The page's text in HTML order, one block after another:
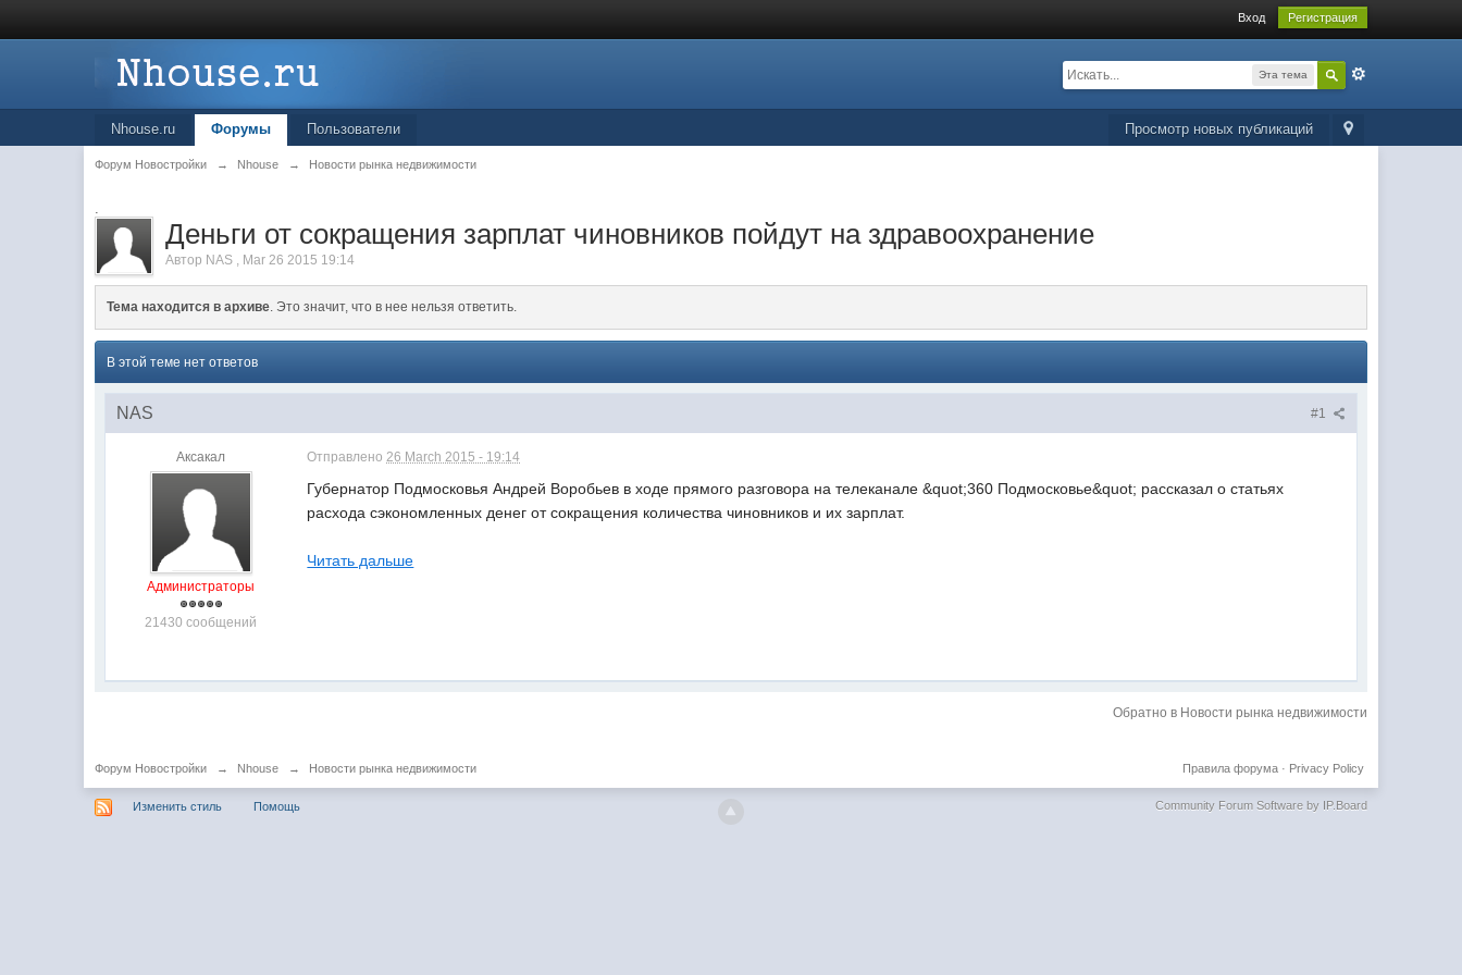
Вход Регистрация
Эта тема
Просмотр новых публикаций
Nhouse.ru Форумы Пользователи
Форум Новостройки → Nhouse → Новости рынка недвижимости
.
Деньги от сокращения зарплат чиновников пойдут на здравоохранение
Автор NAS , Mar 26 2015 19:14
Тема находится в архиве. Это значит, что в нее нельзя ответить.
В этой теме нет ответов
#1
NAS
Аксакал
Администраторы
21430 сообщений
Отправлено26 March 2015 - 19:14
Губернатор Подмосковья Андрей Воробьев в ходе прямого разговора на телеканале &quot;360 Подмосковье&quot; рассказал о статьях
расхода сэкономленных денег от сокращения количества чиновников и их зарплат.
Читать дальше
Обратно в Новости рынка недвижимости
Форум Новостройки → Nhouse → Новости рынка недвижимости Privacy Policy
Правила форума·
Изменить стиль Помощь Community Forum Software by IP.Board